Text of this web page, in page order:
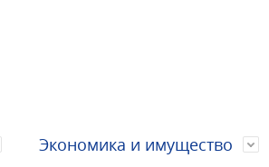
Экономика и имущество